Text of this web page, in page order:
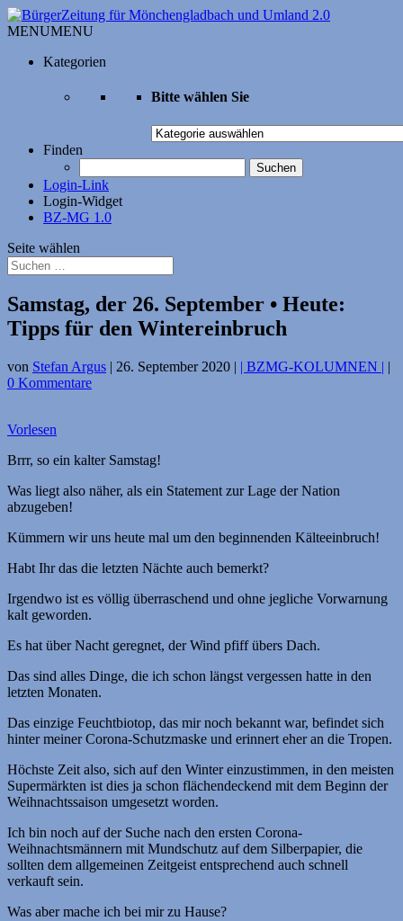
MENUMENU
Kategorien
Bitte wählen Sie
Bitte
Sie
Finden
nach:
Login-Link
Login-Widget
BZ-MG 1.0
Seite wählen
Samstag, der 26. September • Heute:
Tipps für den Wintereinbruch
von Stefan Argus | 26. September 2020 | | BZMG-KOLUMNEN | |
0 Kommentare
Vorlesen
Brrr, so ein kalter Samstag!
Was liegt also näher, als ein Statement zur Lage der Nation
abzugeben!
Kümmern wir uns heute mal um den beginnenden Kälteeinbruch!
Habt Ihr das die letzten Nächte auch bemerkt?
Irgendwo ist es völlig überraschend und ohne jegliche Vorwarnung
kalt geworden.
Es hat über Nacht geregnet, der Wind pfiff übers Dach.
Das sind alles Dinge, die ich schon längst vergessen hatte in den
letzten Monaten.
Das einzige Feuchtbiotop, das mir noch bekannt war, befindet sich
hinter meiner Corona-Schutzmaske und erinnert eher an die Tropen.
Höchste Zeit also, sich auf den Winter einzustimmen, in den meisten
Supermärkten ist dies ja schon flächendeckend mit dem Beginn der
Weihnachtssaison umgesetzt worden.
Ich bin noch auf der Suche nach den ersten Corona-
Weihnachtsmännern mit Mundschutz auf dem Silberpapier, die
sollten dem allgemeinen Zeitgeist entsprechend auch schnell
verkauft sein.
Was aber mache ich bei mir zu Hause?